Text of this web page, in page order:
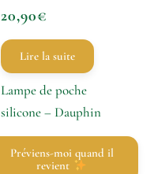
20,90€
Lire la suite
Lampe de poche
silicone – Dauphin
Préviens-moi quand il
revient